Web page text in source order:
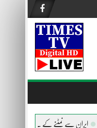
ایران سے نمٹنے کے لیے امریکا ہر ہتھیار